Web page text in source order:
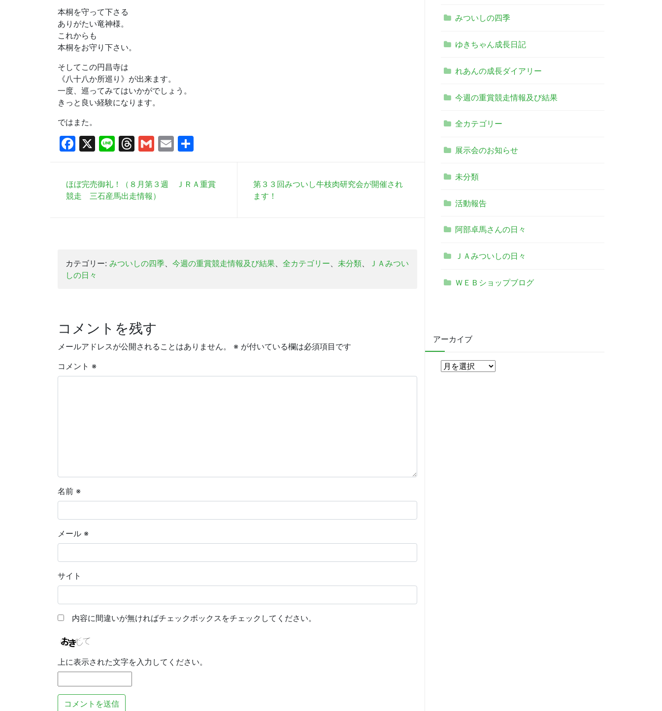
本桐を守って下さる
ありがたい竜神様。
これからも
本桐をお守り下さい。
そしてこの円昌寺は
《八十八か所巡り》が出来ます。
一度、巡ってみてはいかがでしょう。
きっと良い経験になります。
ではまた。
Facebook
X LineThreads
Gmail
Email
ほぼ完売御礼！（８月第３週 ＪＲＡ重賞
競走 三石産馬出走情報）
第３３回みついし牛枝肉研究会が開催され
ます！
カテゴリー: みついしの四季 今週の重賞競走情報及び結果 全カテゴリー 未分類
ＪＡみつい
しの日々
コメントを残す
メールアドレスが公開されることはありません。 ※ が付いている欄は必須項目です
コメント ※
名前 ※
メール ※
サイト
内容に間違いが無ければチェックボックスをチェックしてください。
上に表示された文字を入力してください。
みついしの四季
ゆきちゃん成長日記
れあんの成長ダイアリー
今週の重賞競走情報及び結果
全カテゴリー
展示会のお知らせ
未分類
活動報告
阿部卓馬さんの日々
ＪＡみついしの日々
ＷＥＢショップブログ
アーカイブ
ア